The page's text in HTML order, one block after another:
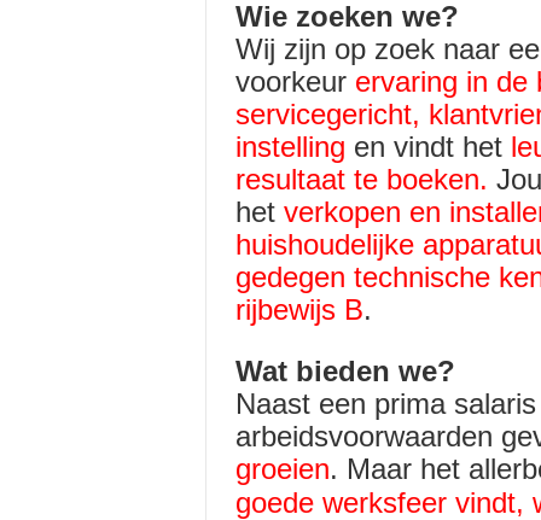
Wie zoeken we?
Wij zijn op zoek naar
voorkeur ervaring in de
servicegericht,
instelling en vindt het
resultaat te boeken.
het verkopen en
huishoudelijke
gedegen technische
rijbewijs B.
Wat bieden we?
Naast een prima
arbeidsvoorwaarden
groeien. Maar het
goede werksfeer vindt,